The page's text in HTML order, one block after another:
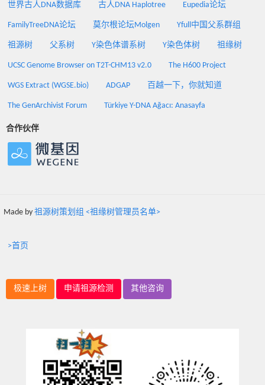
世界古人DNA数据库 古人DNA Haplotree Eupedia论坛
FamilyTreeDNA论坛 莫尔根论坛Molgen Yfull中国父系群组
祖源树 父系树 Y染色体谱系树 Y染色体树 祖缘树
UCSC Genome Browser on T2T-CHM13 v2.0 The H600 Project
WGS Extract (WGSE.bio) ADGAP 百越一下，你就知道
The GenArchivist Forum Türkiye Y-DNA Ağacı: Anasayfa
合作伙伴
Made by 祖源树策划组 <祖缘树管理员名单>
>首页
极速上树 申请祖源检测 其他咨询